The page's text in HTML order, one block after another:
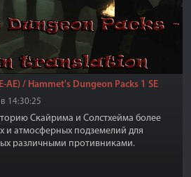
АЕ) / Hammet's Dungeon Packs 1 SE
14:30:25
Скайрима и Солстхейма более
и атмосферных подземелий для
различными противниками.